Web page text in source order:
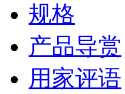
规格
产品导赏
用家评语